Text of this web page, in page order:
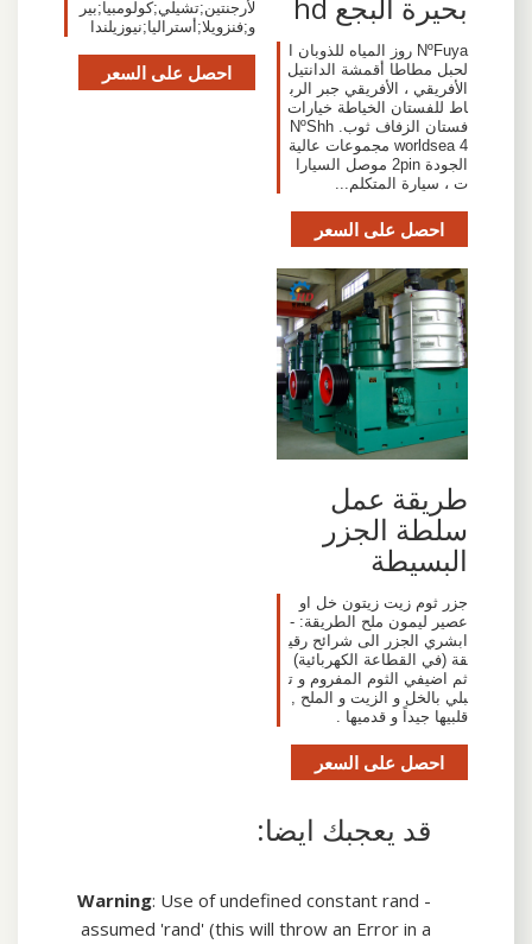
بحيرة البجع hd
NºFuya روز المياه للذوبان ا
لحبل مطاطا أقمشة الدانتيل
الأفريقي ، الأفريقي جبر الرب
اط للفستان الخياطة خيارات
فستان الزفاف ثوب. NºShh
worldsea 4 مجموعات عالية
الجودة 2pin موصل السيارا
ت ، سيارة المتكلم...
احصل على السعر
لأرجنتين;تشيلي;كولومبيا;بير
و;فنزويلا;أستراليا;نيوزيلندا
احصل على السعر
طريقة عمل
سلطة الجزر
البسيطة
جزر ثوم زيت زيتون خل او
عصير ليمون ملح الطريقة: -
ابشري الجزر الى شرائح رقي
قة (في القطاعة الكهربائية)
ثم اضيفي الثوم المفروم و ت
بلي بالخل و الزيت و الملح ,
قلبيها جيداً و قدميها .
احصل على السعر
قد يعجبك ايضا:
Warning: Use of undefined constant rand -
assumed 'rand' (this will throw an Error in a